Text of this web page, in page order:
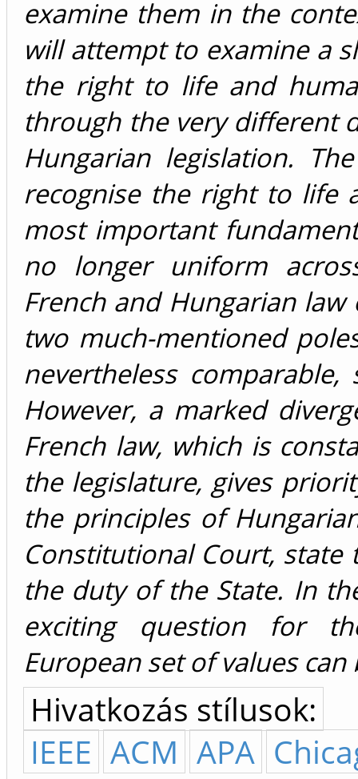
examine them in the
will attempt to examine a
the right to life and
through the very different
Hungarian legislation.
recognise the right to life
most important
no longer uniform
French and Hungarian
two much-mentioned
nevertheless
However, a marked
French law, which is
the legislature, gives
the principles of
Constitutional Court,
the duty of the State. In
exciting question for
European set of values
Hivatkozás stílusok:
IEEE ACM APA